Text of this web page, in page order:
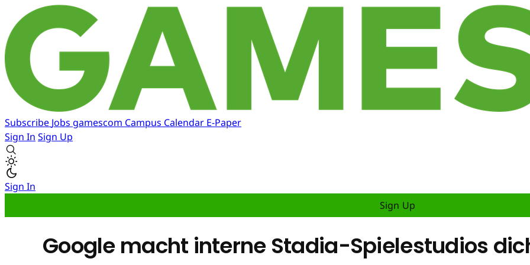
Subscribe Jobs gamescom Campus Calendar E-Paper
Sign In Sign Up
Sign In
Sign Up
Google macht interne Stadia-Spielestudios